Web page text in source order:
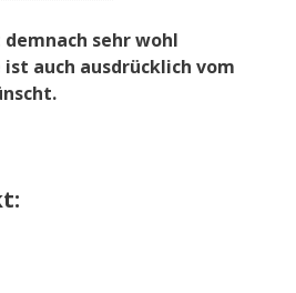
sehr wohl
auch ausdrücklich vom